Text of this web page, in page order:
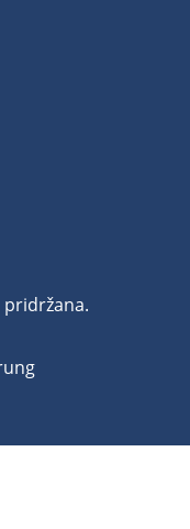
pridržana.